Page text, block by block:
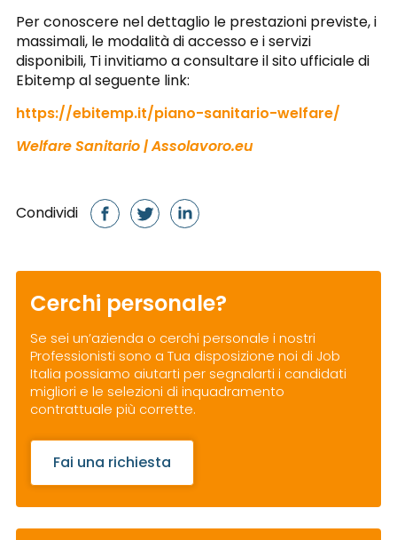
Per conoscere nel dettaglio le prestazioni previste, i
massimali, le modalità di accesso e i servizi
disponibili, Ti invitiamo a consultare il sito ufficiale di
Ebitemp al seguente link:
https://ebitemp.it/piano-sanitario-welfare/
Welfare Sanitario | Assolavoro.eu
Condividi
Cerchi personale?
Se sei un’azienda o cerchi personale i nostri
Professionisti sono a Tua disposizione noi di Job
Italia possiamo aiutarti per segnalarti i candidati
migliori e le selezioni di inquadramento
contrattuale più corrette.
Fai una richiesta